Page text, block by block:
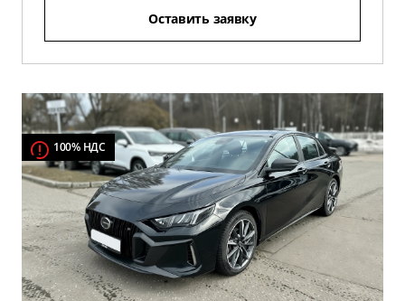
Оставить заявку
100% НДС